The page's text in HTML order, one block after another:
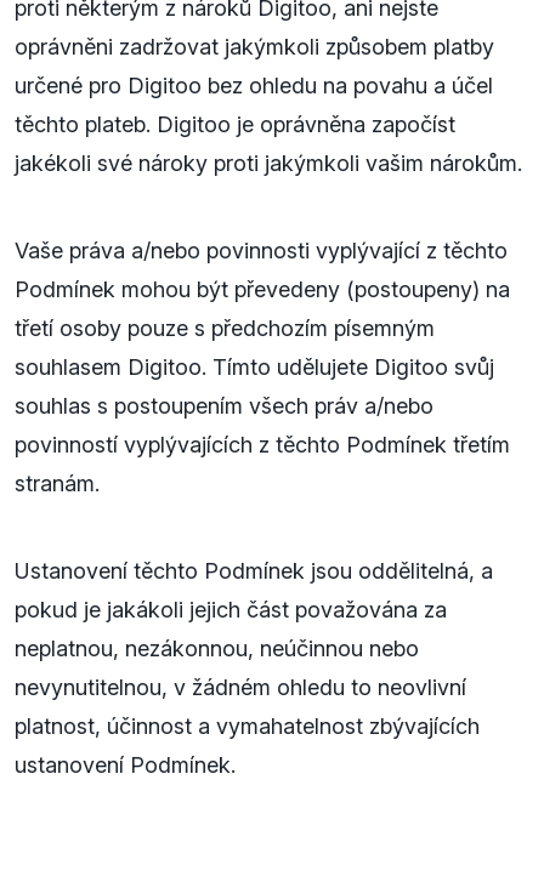
proti některým z nároků Digitoo, ani nejste
oprávněni zadržovat jakýmkoli způsobem platby
určené pro Digitoo bez ohledu na povahu a účel
těchto plateb. Digitoo je oprávněna započíst
jakékoli své nároky proti jakýmkoli vašim nárokům.
Vaše práva a/nebo povinnosti vyplývající z těchto
Podmínek mohou být převedeny (postoupeny) na
třetí osoby pouze s předchozím písemným
souhlasem Digitoo. Tímto udělujete Digitoo svůj
souhlas s postoupením všech práv a/nebo
povinností vyplývajících z těchto Podmínek třetím
stranám.
Ustanovení těchto Podmínek jsou oddělitelná, a
pokud je jakákoli jejich část považována za
neplatnou, nezákonnou, neúčinnou nebo
nevynutitelnou, v žádném ohledu to neovlivní
platnost, účinnost a vymahatelnost zbývajících
ustanovení Podmínek.